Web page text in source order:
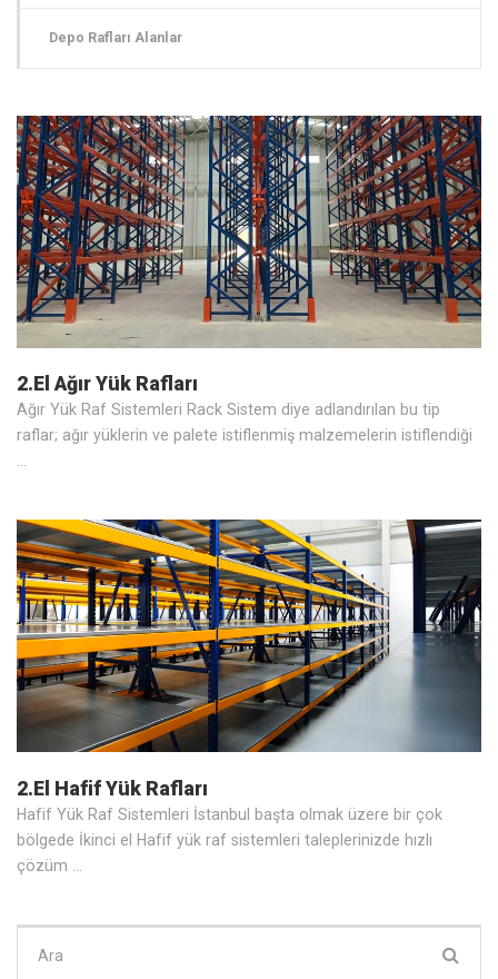
Depo Rafları Alanlar
2.El Ağır Yük Rafları
Ağır Yük Raf Sistemleri Rack Sistem diye adlandırılan bu tip
raflar; ağır yüklerin ve palete istiflenmiş malzemelerin istiflendiği
2.El Hafif Yük Rafları
Hafif Yük Raf Sistemleri İstanbul başta olmak üzere bir çok
bölgede İkinci el Hafif yük raf sistemleri taleplerinizde hızlı
çözüm …
ara: